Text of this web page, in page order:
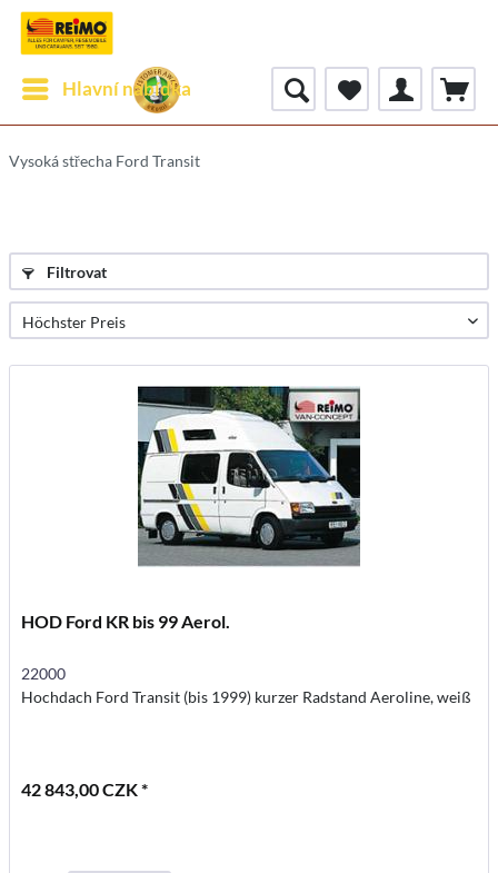
Hlavní nabídka
Vysoká střecha Ford Transit
Filtrovat
HOD Ford KR bis 99 Aerol.
22000
Hochdach Ford Transit (bis 1999) kurzer Radstand Aeroline, weiß
42 843,00 CZK *